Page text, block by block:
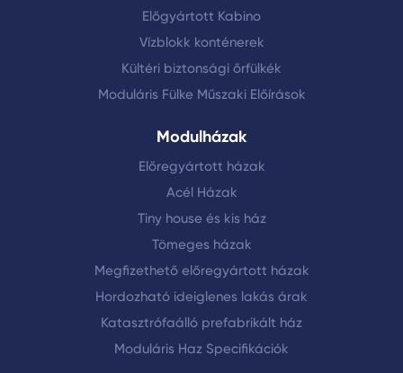
Előgyártott Kabino
Vízblokk konténerek
Kültéri biztonsági őrfülkék
Moduláris Fülke Műszaki Előírások
Modulházak
Előregyártott házak
Acél Házak
Tiny house és kis ház
Tömeges házak
Megfizethető előregyártott házak
Hordozható ideiglenes lakás árak
Katasztrófaálló prefabrikált ház
Moduláris Haz Specifikációk